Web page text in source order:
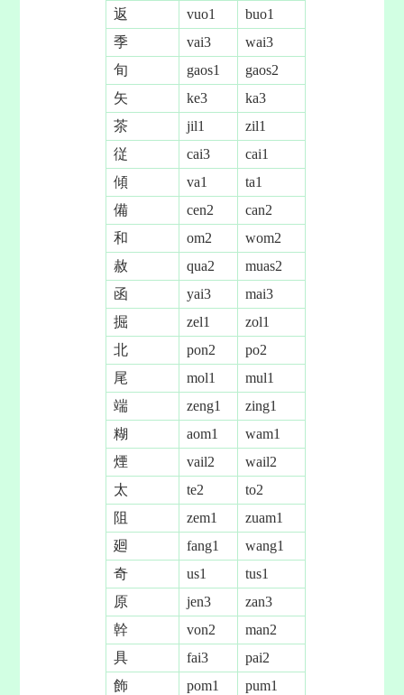
返
vuo1
buo1
季
vai3
wai3
旬
gaos1
gaos2
矢
ke3
ka3
茶
jil1
zil1
従
cai3
cai1
傾
va1
ta1
備
cen2
can2
和
om2
wom2
赦
qua2
muas2
函
yai3
mai3
掘
zel1
zol1
北
pon2
po2
尾
mol1
mul1
端
zeng1
zing1
糊
aom1
wam1
煙
vail2
wail2
太
te2
to2
阻
zem1
zuam1
廻
fang1
wang1
奇
us1
tus1
原
jen3
zan3
幹
von2
man2
具
fai3
pai2
飾
pom1
pum1